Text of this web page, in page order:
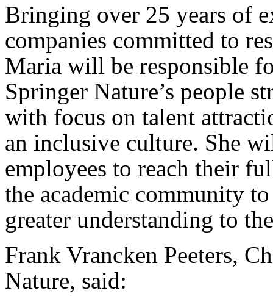
Bringing over 25 years of
companies committed to
Maria will be responsible
Springer Nature’s people
with focus on talent
an inclusive culture. She
employees to reach their
the academic community
greater understanding to
Frank Vrancken Peeters,
Nature, said: